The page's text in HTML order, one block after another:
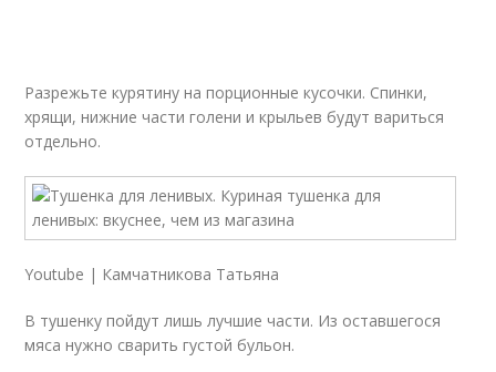
Разрежьте курятину на порционные кусочки. Спинки,
хрящи, нижние части голени и крыльев будут вариться
отдельно.
Youtube | Камчатникова Татьяна
В тушенку пойдут лишь лучшие части. Из оставшегося
мяса нужно сварить густой бульон.